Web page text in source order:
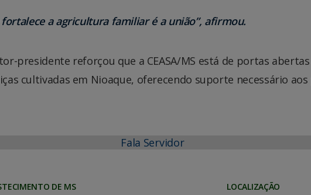
fortalece a agricultura familiar é a união”, afirmou.
presidente reforçou que a CEASA/MS está de portas
cultivadas em Nioaque, oferecendo suporte necessário
Fala Servidor
DE MS
LOCALIZAÇÃO